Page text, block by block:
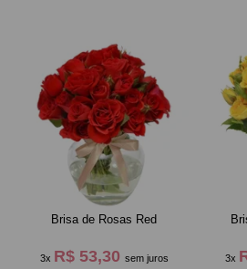
Brisa de Rosas Red
3x R$ 53,30 sem juros 3x